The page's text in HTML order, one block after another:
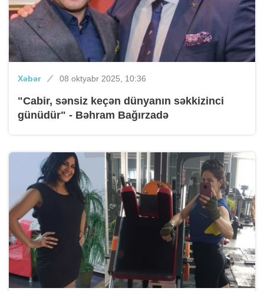
Xəbər 08 oktyabr 2025, 10:36
"Cabir, sənsiz keçən dünyanın səkkizinci
günüdür" - Bəhram Bağırzadə